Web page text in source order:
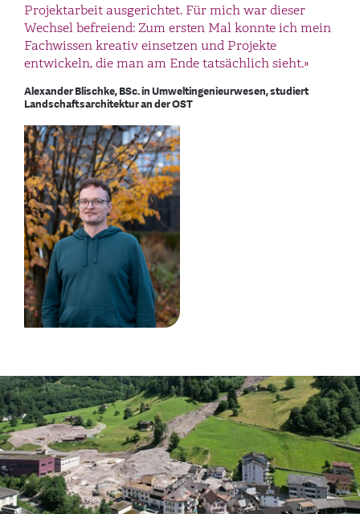
Projektarbeit ausgerichtet. Für mich war dieser
Wechsel befreiend: Zum ersten Mal konnte ich mein
Fachwissen kreativ einsetzen und Projekte
entwickeln, die man am Ende tatsächlich sieht.»
Alexander Blischke, BSc. in Umweltingenieurwesen, studiert
Landschaftsarchitektur an der OST